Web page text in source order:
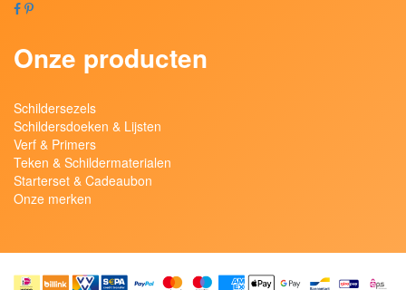
Onze producten
Schildersezels
Schildersdoeken & Lijsten
Verf & Primers
Teken & Schildermaterialen
Starterset & Cadeaubon
Onze merken